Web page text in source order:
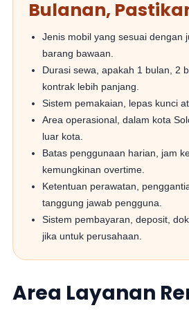
Bulanan,
Jenis mobil yang sesuai dengan
barang bawaan.
Durasi sewa, apakah 1 bulan, 2
kontrak lebih panjang.
Sistem pemakaian, lepas kunci
Area operasional, dalam kota
luar kota.
Batas penggunaan harian, jam
kemungkinan overtime.
Ketentuan perawatan,
tanggung jawab pengguna.
Sistem pembayaran, deposit,
jika untuk perusahaan.
Area Layanan